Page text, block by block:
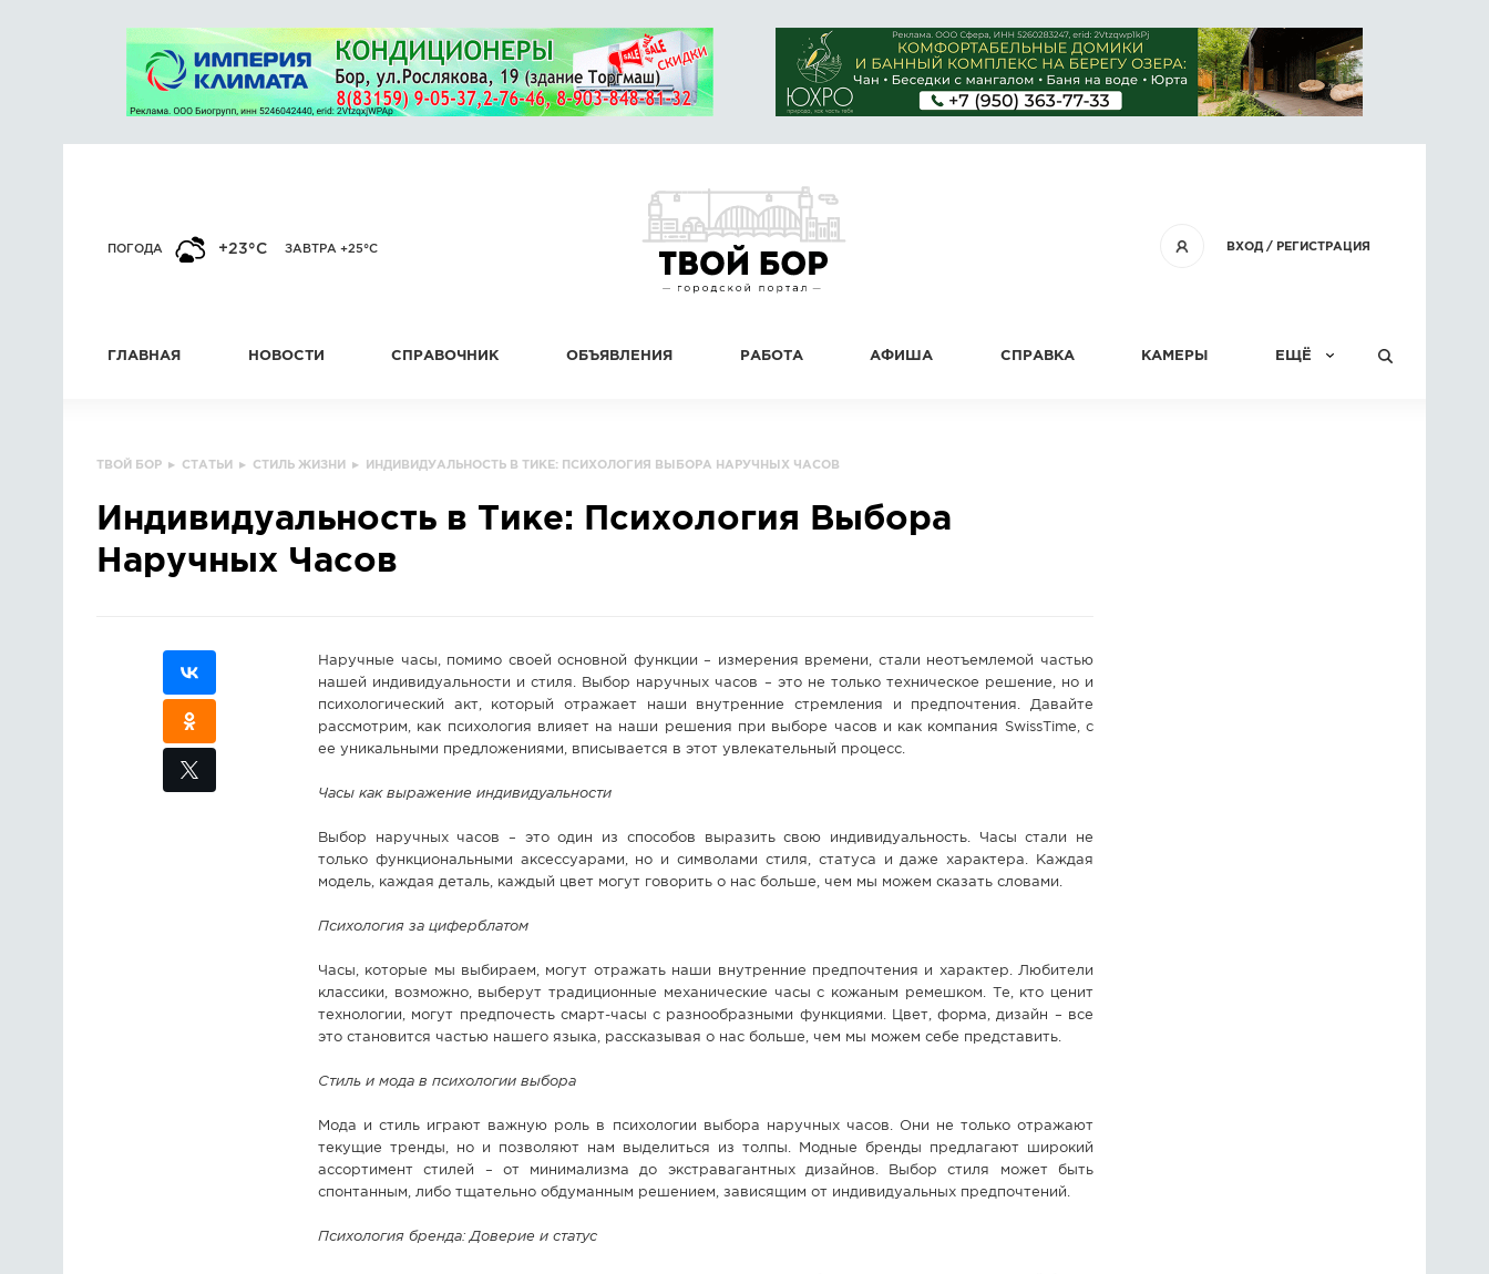
ВХОД/ РЕГИСТРАЦИЯ
ПОГОДА +23°C ЗАВТРА +25°C
ГЛАВНАЯ НОВОСТИ СПРАВОЧНИК ОБЪЯВЛЕНИЯ РАБОТА АФИША СПРАВКА КАМЕРЫ ЕЩЁ
ТВОЙ БОР ▸ СТАТЬИ ▸ СТИЛЬ ЖИЗНИ ▸ ИНДИВИДУАЛЬНОСТЬ В ТИКЕ: ПСИХОЛОГИЯ ВЫБОРА НАРУЧНЫХ ЧАСОВ
Индивидуальность в Тике: Психология Выбора
Наручных Часов
Наручные часы, помимо своей основной функции – измерения времени, стали неотъемлемой частью
нашей индивидуальности и стиля. Выбор наручных часов – это не только техническое решение, но и
психологический акт, который отражает наши внутренние стремления и предпочтения. Давайте
рассмотрим, как психология влияет на наши решения при выборе часов и как компания SwissTime, с
ее уникальными предложениями, вписывается в этот увлекательный процесс.
Часы как выражение индивидуальности
Выбор наручных часов – это один из способов выразить свою индивидуальность. Часы стали не
только функциональными аксессуарами, но и символами стиля, статуса и даже характера. Каждая
модель, каждая деталь, каждый цвет могут говорить о нас больше, чем мы можем сказать словами.
Психология за циферблатом
Часы, которые мы выбираем, могут отражать наши внутренние предпочтения и характер. Любители
классики, возможно, выберут традиционные механические часы с кожаным ремешком. Те, кто ценит
технологии, могут предпочесть смарт-часы с разнообразными функциями. Цвет, форма, дизайн – все
это становится частью нашего языка, рассказывая о нас больше, чем мы можем себе представить.
Стиль и мода в психологии выбора
Мода и стиль играют важную роль в психологии выбора наручных часов. Они не только отражают
текущие тренды, но и позволяют нам выделиться из толпы. Модные бренды предлагают широкий
ассортимент стилей – от минимализма до экстравагантных дизайнов. Выбор стиля может быть
спонтанным, либо тщательно обдуманным решением, зависящим от индивидуальных предпочтений.
Психология бренда: Доверие и статус